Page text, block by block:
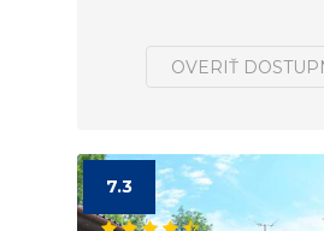
OVERIŤ
7.3